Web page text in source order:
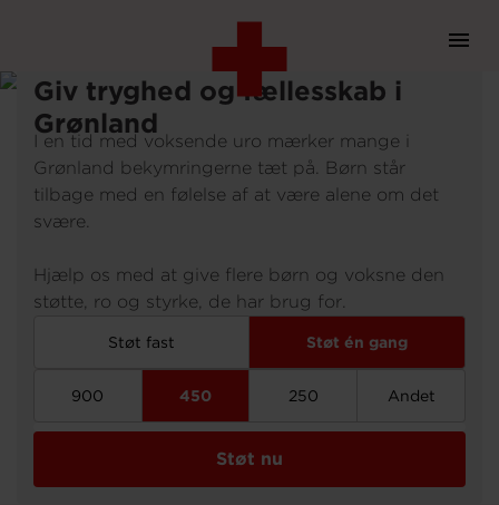
Gå
hovedindhold
Vores indsatser
Genbrug
Giv tryghed og fællesskab i
Grønland
I en tid med voksende uro mærker mange i
Grønland bekymringerne tæt på. Børn står
tilbage med en følelse af at være alene om det
svære.
Hjælp os med at give flere børn og voksne den
støtte, ro og styrke, de har brug for.
Støt fast Støt én gang
900 450 250 Andet
Støt nu